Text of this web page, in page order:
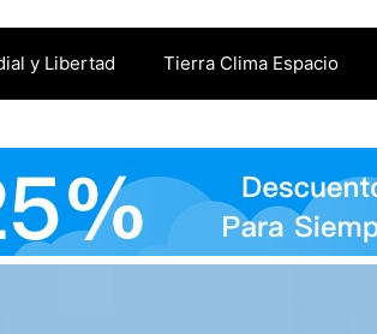
y Libertad Tierra Clima Espacio